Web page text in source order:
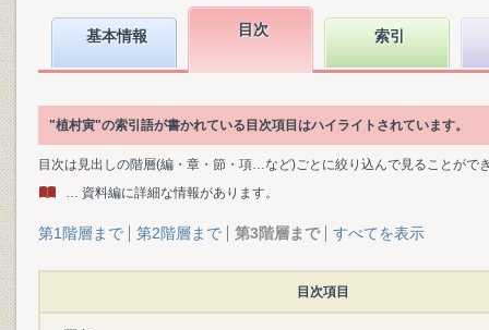
基本情報 目次 索引
"植村寅"の索引語が書かれている目次項目はハイライトされています。
目次は見出しの階層(編・章・節・項…など)ごとに絞り込んで見ることがで
… 資料編に詳細な情報があります。
第1階層まで 第2階層まで 第3階層まで すべてを表示
目次項目